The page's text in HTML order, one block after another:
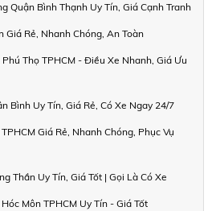
Quận Bình Thạnh Uy Tín, Giá Cạnh Tranh
Giá Rẻ, Nhanh Chóng, An Toàn
Thọ TPHCM - Điều Xe Nhanh, Giá Ưu
Bình Uy Tín, Giá Rẻ, Có Xe Ngay 24/7
Giá Rẻ, Nhanh Chóng, Phục Vụ
Thần Uy Tín, Giá Tốt | Gọi Là Có Xe
Môn TPHCM Uy Tín - Giá Tốt